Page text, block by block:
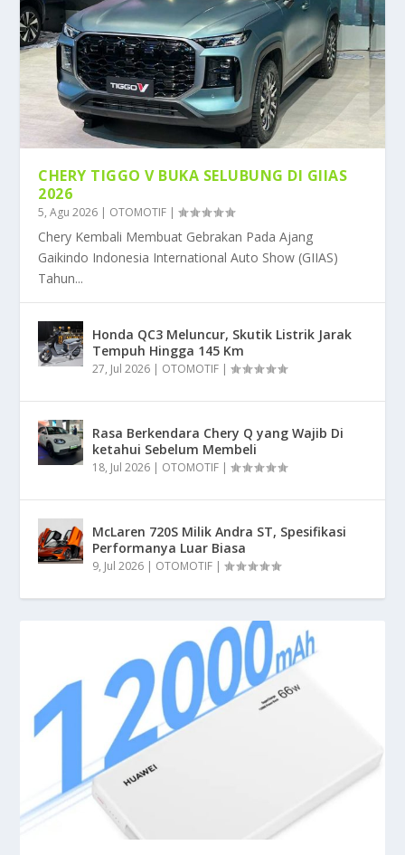
CHERY TIGGO V BUKA SELUBUNG DI GIIAS
2026
5, Agu 2026 | OTOMOTIF |
Chery Kembali Membuat Gebrakan Pada Ajang
Gaikindo Indonesia International Auto Show (GIIAS)
Tahun...
Honda QC3 Meluncur, Skutik Listrik Jarak
Tempuh Hingga 145 Km
27, Jul 2026 | OTOMOTIF |
Rasa Berkendara Chery Q yang Wajib Di
ketahui Sebelum Membeli
18, Jul 2026 | OTOMOTIF |
McLaren 720S Milik Andra ST, Spesifikasi
Performanya Luar Biasa
9, Jul 2026 | OTOMOTIF |